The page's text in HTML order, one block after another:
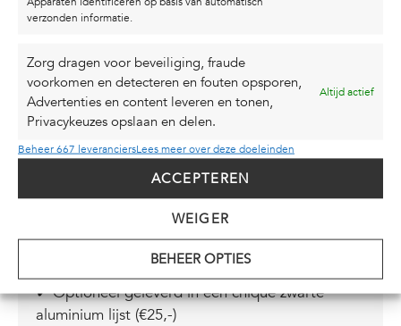
verzonden informatie.
Zorg dragen voor beveiliging, fraude
voorkomen en detecteren en fouten opsporen,
Advertenties en content leveren en tonen,
Privacykeuzes opslaan en delen.
Altijd actief
Beheer 667 leveranciersLees meer over deze doeleinden
ACCEPTEREN
WEIGER
BEHEER OPTIES
statement stralen. Door de minimalistische stijl
minimalistische wanddecoratie paard
Zoek je een origineelcadeau voor een
paardenliefhebber ? Dan zit je met deze poster
goed. Hij is persoonlijk, krachtig en met liefde
✔ Handgesigneerd in goud: elk exemplaar is
✔ Minimalistisch zwart-wit design
✔ Perfect als origineel en persoonlijk cadeau
✔ Optioneel geleverd in een chique zwarte
aluminium lijst (€25,-)